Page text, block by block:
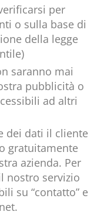
per
o sulla base di
della legge
saranno mai
pubblicità o
ad altri
dei dati il cliente
gratuitamente
azienda. Per
nostro servizio
su “contatto” e